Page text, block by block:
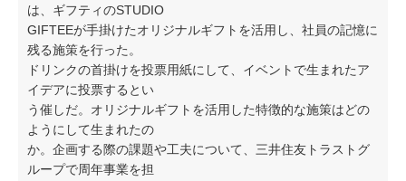
は、ギフティのSTUDIO
GIFTEEが手掛けたオリジナルギフトを活用し、社員の記憶に
残る施策を行った。
ドリンクの首掛けを投票用紙にして、イベントで生まれたア
イデアに投票するとい
う催しだ。オリジナルギフトを活用した特徴的な施策はどの
ようにして生まれたの
か。企画する際の課題や工夫について、三井住友トラストグ
ループで周年事業を担